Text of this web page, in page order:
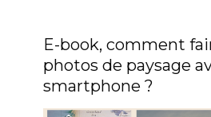
E-book, comment
photos de paysage
smartphone ?